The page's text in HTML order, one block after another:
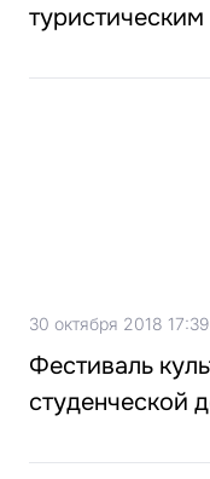
30 октября 2018 17:39
Фестиваль
студенческой